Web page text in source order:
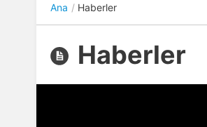
Ana Haberler
Haberler